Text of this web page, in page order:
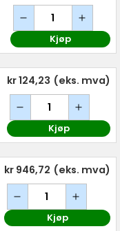
Kjøp
kr 124,23 (eks. mva)
Kjøp
kr 946,72 (eks. mva)
Kjøp